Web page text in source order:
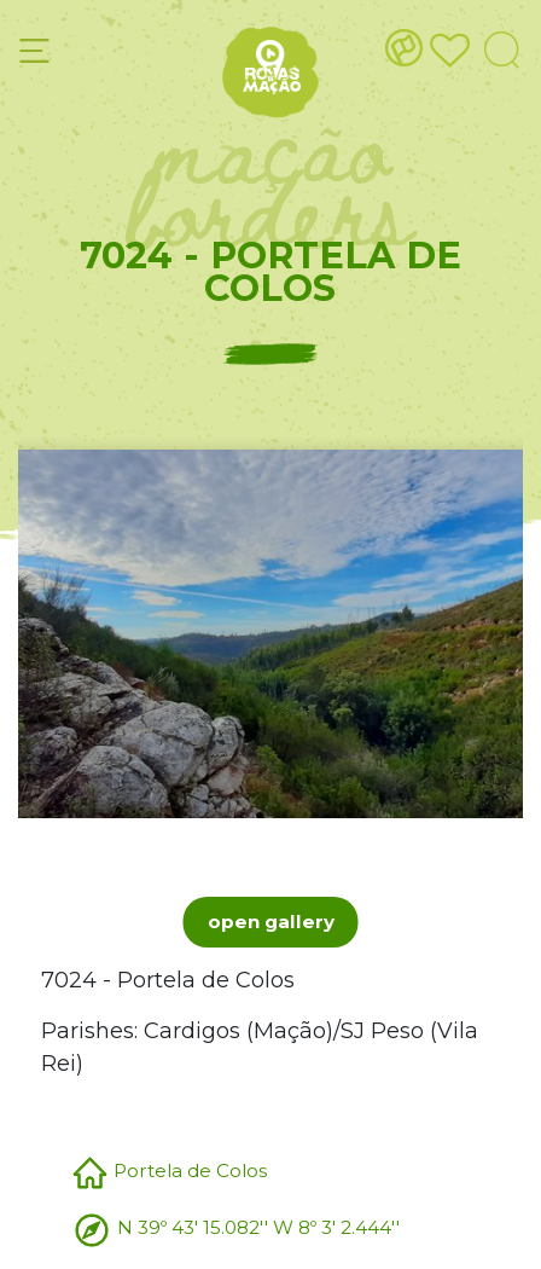
mação
borders
7024 - PORTELA DE
COLOS
open gallery
7024 - Portela de Colos
Parishes: Cardigos (Mação)/SJ Peso (Vila
Rei)
Portela de Colos
N 39º 43' 15.082'' W 8º 3' 2.444''